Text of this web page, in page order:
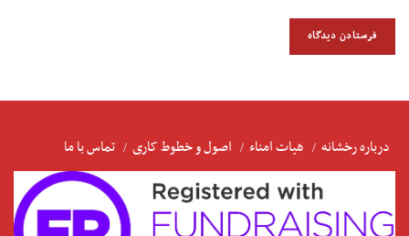
درباره رخشانه هیات امناء اصول و خطوط کاری تماس با ما